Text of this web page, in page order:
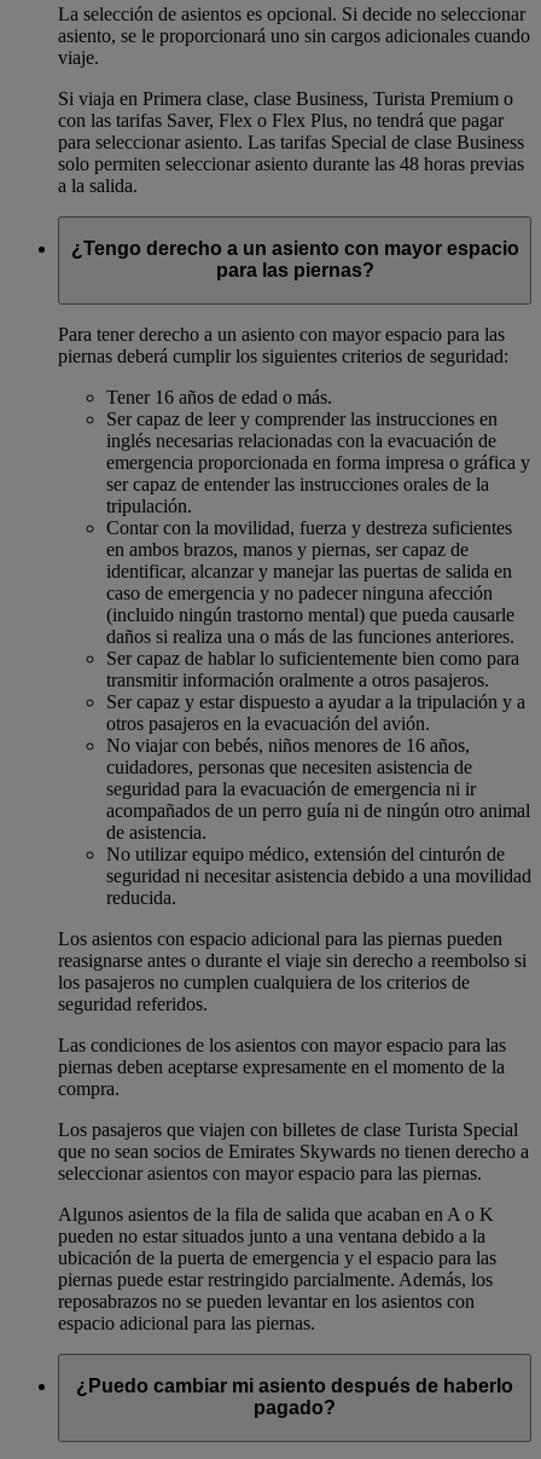
La selección de asientos es opcional. Si decide no seleccionar
asiento, se le proporcionará uno sin cargos adicionales cuando
viaje.
Si viaja en Primera clase, clase Business, Turista Premium o
con las tarifas Saver, Flex o Flex Plus, no tendrá que pagar
para seleccionar asiento. Las tarifas Special de clase Business
solo permiten seleccionar asiento durante las 48 horas previas
a la salida.
¿Tengo derecho a un asiento con mayor espacio
para las piernas?
Para tener derecho a un asiento con mayor espacio para las
piernas deberá cumplir los siguientes criterios de seguridad:
Tener 16 años de edad o más.
Ser capaz de leer y comprender las instrucciones en
inglés necesarias relacionadas con la evacuación de
emergencia proporcionada en forma impresa o gráfica y
ser capaz de entender las instrucciones orales de la
tripulación.
Contar con la movilidad, fuerza y destreza suficientes
en ambos brazos, manos y piernas, ser capaz de
identificar, alcanzar y manejar las puertas de salida en
caso de emergencia y no padecer ninguna afección
(incluido ningún trastorno mental) que pueda causarle
daños si realiza una o más de las funciones anteriores.
Ser capaz de hablar lo suficientemente bien como para
transmitir información oralmente a otros pasajeros.
Ser capaz y estar dispuesto a ayudar a la tripulación y a
otros pasajeros en la evacuación del avión.
No viajar con bebés, niños menores de 16 años,
cuidadores, personas que necesiten asistencia de
seguridad para la evacuación de emergencia ni ir
acompañados de un perro guía ni de ningún otro animal
de asistencia.
No utilizar equipo médico, extensión del cinturón de
seguridad ni necesitar asistencia debido a una movilidad
reducida.
Los asientos con espacio adicional para las piernas pueden
reasignarse antes o durante el viaje sin derecho a reembolso si
los pasajeros no cumplen cualquiera de los criterios de
seguridad referidos.
Las condiciones de los asientos con mayor espacio para las
piernas deben aceptarse expresamente en el momento de la
compra.
Los pasajeros que viajen con billetes de clase Turista Special
que no sean socios de Emirates Skywards no tienen derecho a
seleccionar asientos con mayor espacio para las piernas.
Algunos asientos de la fila de salida que acaban en A o K
pueden no estar situados junto a una ventana debido a la
ubicación de la puerta de emergencia y el espacio para las
piernas puede estar restringido parcialmente. Además, los
reposabrazos no se pueden levantar en los asientos con
espacio adicional para las piernas.
¿Puedo cambiar mi asiento después de haberlo
pagado?